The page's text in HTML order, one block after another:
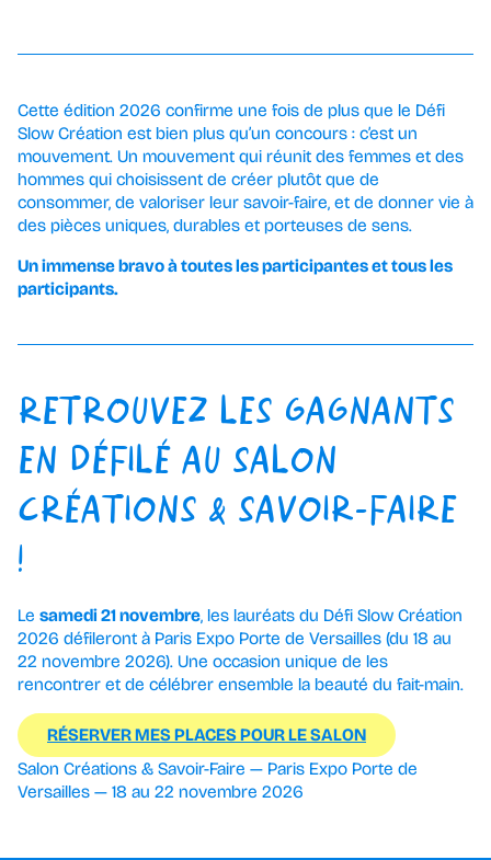
Cette édition 2026 confirme une fois de plus que le Défi
Slow Création est bien plus qu’un concours : c’est un
mouvement. Un mouvement qui réunit des femmes et des
hommes qui choisissent de créer plutôt que de
consommer, de valoriser leur savoir-faire, et de donner vie à
des pièces uniques, durables et porteuses de sens.
Un immense bravo à toutes les participantes et tous les
participants.
RETROUVEZ LES GAGNANTS
EN DÉFILÉ AU SALON
CRÉATIONS & SAVOIR-FAIRE
!
Le samedi 21 novembre, les lauréats du Défi Slow Création
2026 défileront à Paris Expo Porte de Versailles (du 18 au
22 novembre 2026). Une occasion unique de les
rencontrer et de célébrer ensemble la beauté du fait-main.
RÉSERVER MES PLACES POUR LE SALON
Salon Créations & Savoir-Faire — Paris Expo Porte de
Versailles — 18 au 22 novembre 2026